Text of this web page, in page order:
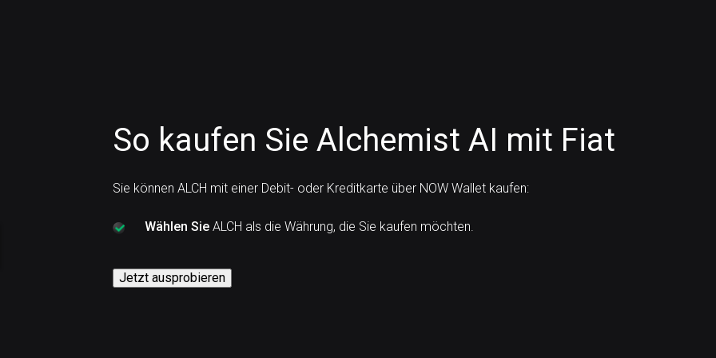
So kaufen Sie Alchemist AI mit Fiat
Sie können ALCH mit einer Debit- oder Kreditkarte über NOW Wallet kaufen:
Wählen SieALCH als die Währung, die Sie kaufen möchten.
Jetzt ausprobieren